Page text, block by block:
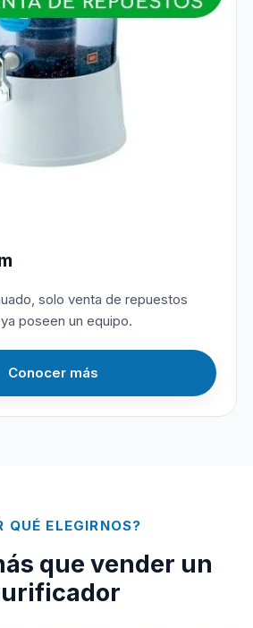
solo venta de repuestos
poseen un equipo.
Conocer más
QUÉ ELEGIRNOS?
que vender un